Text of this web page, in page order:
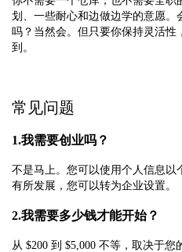
划、一些耐心和边做边学的意愿。
吗？当然会。但只要你保持灵活
到。
常见问题
1.我需要创业吗？
不是马上。您可以使用个人信息以
有所发展，您可以转为企业设置。
2.我需要多少钱才能开始？
从 $200 到 $5,000 不等，取决于